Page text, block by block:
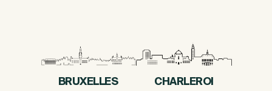
BRUXELLES CHARLEROI